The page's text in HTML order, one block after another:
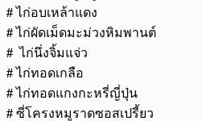
#ไก่อบเหล้าแดง
#ไก่ผัดเม็ดมะม่วงหิมพานต์
# ไก่นึ่งจิ้มแจ่ว
#ไก่ทอดเกลือ
#ไก่ทอดแกงกะหรี่ญี่ปุ่น
# ซี่โครงหมูราดซอสเปรี้ยว